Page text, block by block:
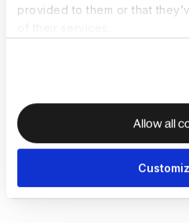
provided to them or that
Allow all
Onduidelijke
om beslissers te
Meerdere rapportagelijnen
miscommunicatie veroorzaken.